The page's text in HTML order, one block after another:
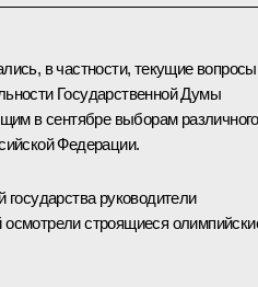
в частности, текущие вопросы
Государственной Думы
в сентябре выборам различного
Федерации.
государства руководители
строящиеся